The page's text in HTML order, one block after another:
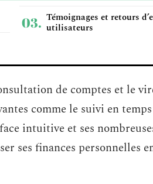
Témoignages et retours
utilisateurs
de comptes et le
comme le suivi en temps
intuitive et ses
ses finances personnelles